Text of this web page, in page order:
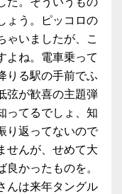
ょう。ピッコロの
ゃいましたが、こ
よね。電車乗って
りる駅の手前でふ
弦が歓喜の主題弾
ってるでしょ、知
り返ってないので
せんが、せめて大
かったものを。
んは来年タングル